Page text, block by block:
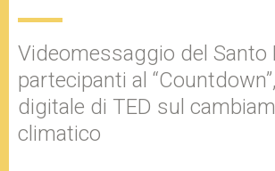
Videomessaggio del Santo
partecipanti al
digitale di TED sul
climatico